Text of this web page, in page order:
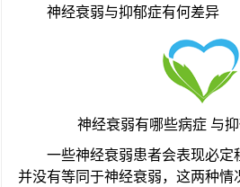
神经衰弱与抑郁症有何差异
神经衰弱有哪些病症 与
一些神经衰弱患者会表现必定
并没有等同于神经衰弱，这两种